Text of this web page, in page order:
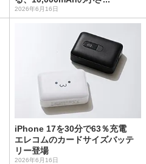
2026年6月16日
iPhone 17を30分で63％充電
エレコムのカードサイズバッテ
リー登場
2026年6月16日